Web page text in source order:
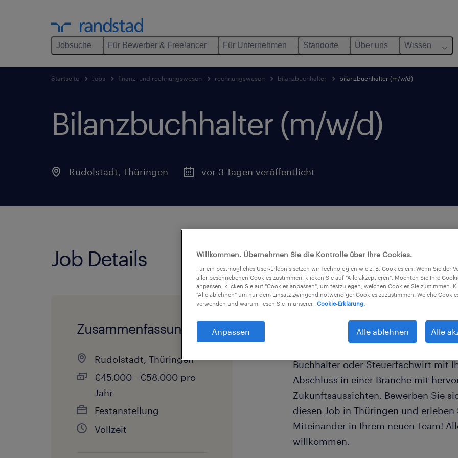
Jobsuche Für Bewerber & Freelancer Für Unternehmen Standorte Über uns Wissen
Startseite Jobs finanz- und rechnungswesen rechnungswesen bilanzbuchhalter bilanzbuchhalter (m/w/d)
Bilanzbuchhalter (m/w/d)
Rudolstadt, Thüringen vor 3 Tagen veröffentlicht
Job Details
Zusammenfassung
Rudolstadt, Thüringen
€45.000 - €58.000 pro
Jahr
Festanstellung
Vollzeit
Werden Sie Teil der
Konditionen und in einem
eine direkte Personalvermittlung
Kunden in Rudolstadt. Starten Sie
Buchhalter oder Steuerfachwirt mit
Abschluss in einer Branche mit
Zukunftsaussichten. Bewerben Sie
diesen Job in Thüringen und
Miteinander in Ihrem neuen Team!
willkommen.
Willkommen. Übernehmen Sie die Kontrolle über Ihre Cookies.
Für ein bestmögliches User-Erlebnis setzen wir Technologien wie z. B. Cookies ein. Wenn Sie der
aller beschriebenen Cookies zustimmen, klicken Sie auf "Alle akzeptieren". Möchten Sie Ihre
anpassen, klicken Sie auf "Cookies anpassen", um festzulegen, welchen Cookies Sie zustimmen.
"Alle ablehnen" um nur dem Einsatz zwingend notwendiger Cookies zuzustimmen. Welche
verwenden und warum, lesen Sie in unserer
Cookie-Erklärung.
Anpassen Alle ablehnen Alle